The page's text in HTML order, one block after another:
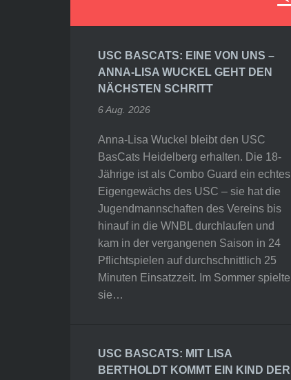
USC BASCATS: EINE VON UNS –
ANNA-LISA WUCKEL GEHT DEN
NÄCHSTEN SCHRITT
6 Aug. 2026
Anna-Lisa Wuckel bleibt den USC
BasCats Heidelberg erhalten. Die 18-
Jährige ist als Combo Guard ein echtes
Eigengewächs des USC – sie hat die
Jugendmannschaften des Vereins bis
hinauf in die WNBL durchlaufen und
kam in der vergangenen Saison in 24
Pflichtspielen auf durchschnittlich 25
Minuten Einsatzzeit. Im Sommer spielte
sie…
USC BASCATS: MIT LISA
BERTHOLDT KOMMT EIN KIND DER